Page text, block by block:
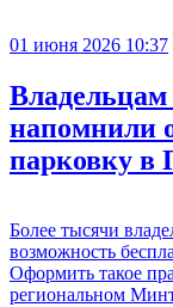
01 июня 2026 10:37
Владельцам
напомнили
парковку в
Более тысячи
возможность
Оформить такое
региональном